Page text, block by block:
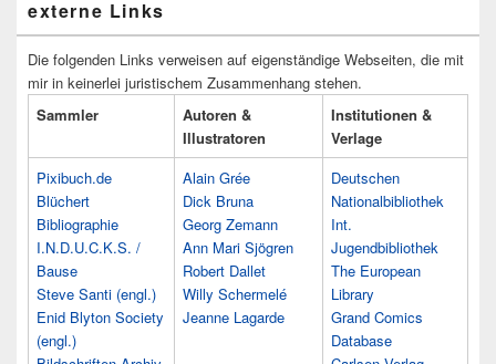
externe Links
Die folgenden Links verweisen auf eigenständige Webseiten, die mit
mir in keinerlei juristischem Zusammenhang stehen.
Sammler
Autoren &
Illustratoren
Institutionen &
Verlage
Pixibuch.de
Blüchert
Bibliographie
I.N.D.U.C.K.S. /
Bause
Steve Santi (engl.)
Enid Blyton Society
(engl.)
Alain Grée
Dick Bruna
Georg Zemann
Ann Mari Sjögren
Robert Dallet
Willy Schermelé
Jeanne Lagarde
Deutschen
Nationalbibliothek
Int.
Jugendbibliothek
The European
Library
Grand Comics
Database